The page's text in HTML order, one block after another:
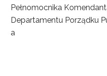
Pełnomocnika
Departamentu Porządku
a